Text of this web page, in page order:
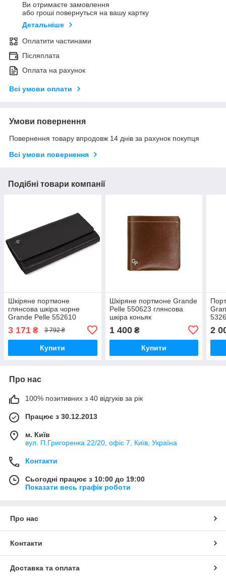
Ви отримаєте замовлення
або гроші повернуться на вашу картку
Детальніше
Оплатити частинами
Післяплата
Оплата на рахунок
Всі умови оплати
Умови повернення
Повернення товару впродовж 14 днів за рахунок покупця
Всі умови повернення
Подібні товари компанії
Шкіряне портмоне
глянсова шкіра чорне
Grande Pelle 552610
3 171 ₴ 3 792 ₴
Купити
Шкіряне портмоне Grande
Pelle 550623 глянсова
шкіра коньяк
1 400₴
Купити
2
Про нас
100% позитивних з 40 відгуків за рік
Працює з 30.12.2013
м. Київ
вул. П.Григоренка 22/20, офіс 7, Київ, Україна
Контакти
Сьогодні працює з 10:00 до 19:00
Показати весь графік роботи
Про нас
Контакти
Доставка та оплата